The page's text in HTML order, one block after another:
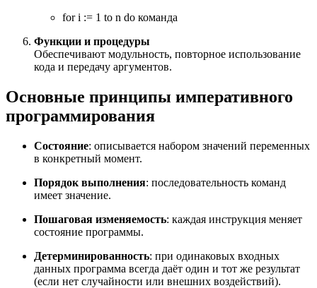
for i := 1 to n do команда
Функции и процедуры
Обеспечивают модульность, повторное использование
кода и передачу аргументов.
Основные принципы императивного
программирования
Состояние: описывается набором значений переменных
в конкретный момент.
Порядок выполнения: последовательность команд
имеет значение.
Пошаговая изменяемость: каждая инструкция меняет
состояние программы.
Детерминированность: при одинаковых входных
данных программа всегда даёт один и тот же результат
(если нет случайности или внешних воздействий).